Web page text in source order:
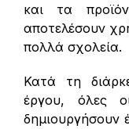
και τα
αποτελέσουν
πολλά σχολεία.
Κατά τη
έργου, όλες
δημιουργήσουν